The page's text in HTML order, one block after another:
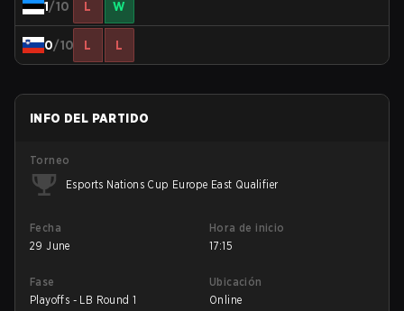
1/10 L W
0/10 L L
INFO DEL PARTIDO
Torneo
Esports Nations Cup Europe East Qualifier
Fecha
29 June
Hora de inicio
17:15
Fase
Playoffs - LB Round 1
Ubicación
Online